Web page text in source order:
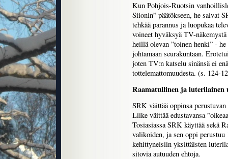
Kun Pohjois-Ruotsin
Siionin” päätökseen, he saivat
tehkää parannus ja luopukaa
voineet hyväksyä TV-
heillä olevan ”toinen henki” -
johtamaan seurakuntaan.
joten TV:n katselu sinänsä ei
tottelemattomuudesta. (s. 124-
Raamatullinen ja luterilainen
SRK väittää oppinsa
Liike väittää edustavansa
Tosiasiassa SRK käyttää sekä
valikoiden, ja sen oppi
kehittyneisiin yksittäisten
sitovia autuuden ehtoja.